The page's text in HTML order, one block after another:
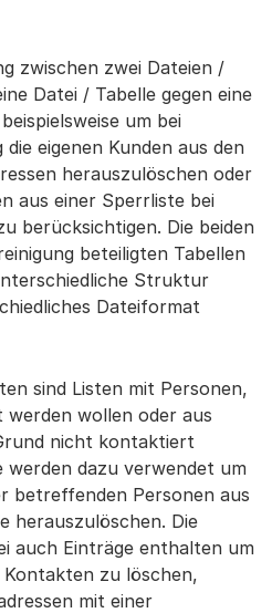
zwischen zwei Dateien /
Datei / Tabelle gegen eine
um bei
eigenen Kunden aus den
herauszulöschen oder
aus einer Sperrliste bei
berücksichtigen. Die beiden
beteiligten Tabellen
Struktur
Dateiformat
sind Listen mit Personen,
wollen oder aus
nicht kontaktiert
werden dazu verwendet um
betreffenden Personen aus
herauszulöschen. Die
auch Einträge enthalten um
zu löschen,
mit einer